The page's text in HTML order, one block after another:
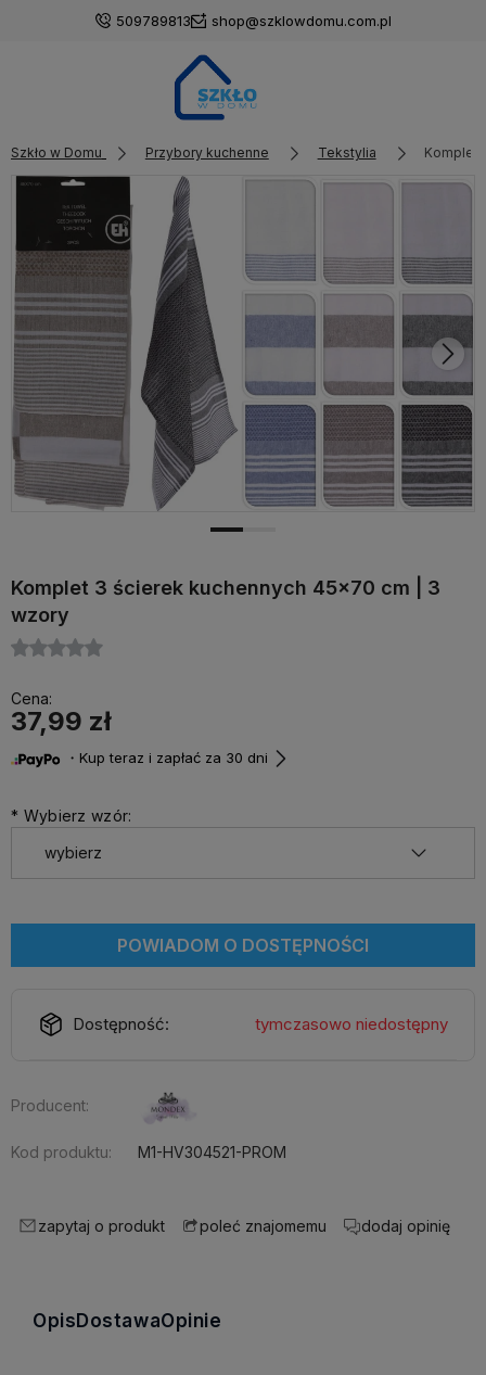
509789813 shop@szklowdomu.com.pl
Szkło w Domu Przybory kuchenne Tekstylia Komplet
Komplet 3 ścierek kuchennych 45x70 cm | 3
wzory
Cena:
37,99 zł
・Kup teraz i zapłać za 30 dni
* Wybierz wzór:
POWIADOM O DOSTĘPNOŚCI
Dostępność: tymczasowo niedostępny
Producent:
Kod produktu: M1-HV304521-PROM
zapytaj o produkt poleć znajomemu dodaj opinię
OpisDostawaOpinie